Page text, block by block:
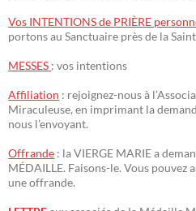
Vos INTENTIONS de PRIÈRE
portons au Sanctuaire près de la
MESSES : vos intentions
Affiliation : rejoignez-nous à
Miraculeuse, en imprimant la
nous l’envoyant.
Offrande : la VIERGE MARIE a
MÉDAILLE. Faisons-le. Vous pouvez
une offrande.